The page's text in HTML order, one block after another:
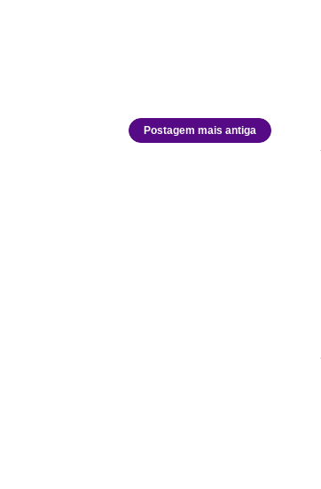
Postagem mais antiga